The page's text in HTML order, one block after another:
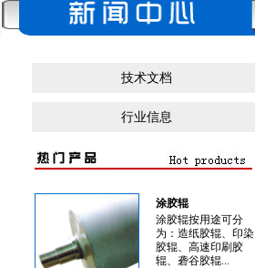
技术文档
行业信息
涂胶辊
涂胶辊按用途可分
为：造纸胶辊、印染
胶辊、高速印刷胶
辊、砻谷胶辊...